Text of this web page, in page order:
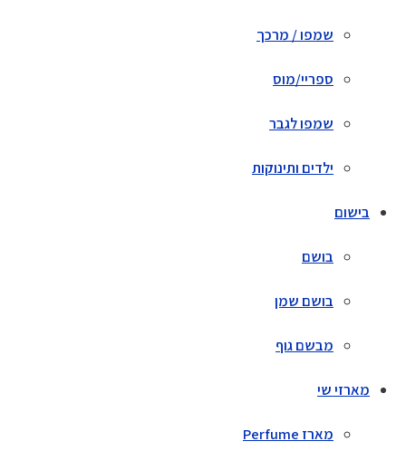
שמפו / מרכך
ספריי/מוס
שמפו לגבר
ילדים ותינוקות
בישום
בושם
בושם שמן
מבשם גוף
מארזי שי
מארז Perfume